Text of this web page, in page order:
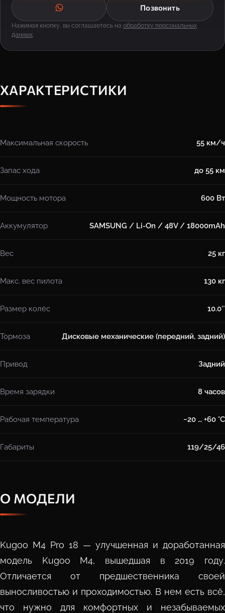
Позвонить
Нажимая кнопку, вы соглашаетесь на обработку персональных
данных.
ХАРАКТЕРИСТИКИ
Максимальная скорость 55 км/ч
Запас хода до 55 км
Мощность мотора 600 Вт
Аккумулятор SAMSUNG / Li-On / 48V / 18000mAh
Вес 25 кг
Макс. вес пилота 130 кг
Размер колёс 10.0″
Тормоза Дисковые механические (передний, задний)
Привод Задний
Время зарядки 8 часов
Рабочая температура −20 … +60 °C
Габариты 119/25/46
О МОДЕЛИ
Kugoo М4 Pro 18 — улучшенная и доработанная
модель Kugoo M4, вышедшая в 2019 году.
Отличается от предшественника своей
выносливостью и проходимостью. В нем есть всё,
что нужно для комфортных и незабываемых